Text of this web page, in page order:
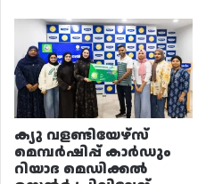
ക്യു വളണ്ടിയേഴ്‌സ്
മെമ്പർഷിപ്പ് കാർഡും
റിയാദ മെഡിക്കൽ